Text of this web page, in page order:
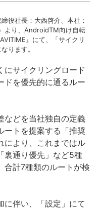
役社長：大西啓介、本社：
より、AndroidTM向け自転
』にて、「サイクリ
ります。
サイクリングロード
ドを優先的に通るルー
どを当社独自の定義
ートを提案する「推奨
により、これまではル
裏通り優先」など5種
合計7種類のルートが検
伴い、「設定」にて